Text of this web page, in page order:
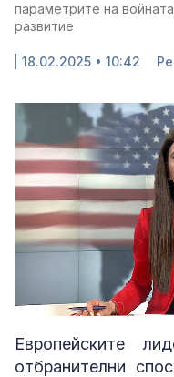
параметрите на
развитие
18.02.2025 • 10:42
Unmute Loaded:
2.95%
Европейските
отбранителни